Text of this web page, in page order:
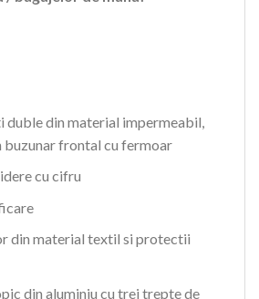
duble din material impermeabil,
buzunar frontal cu fermoar
cu cifru
din material textil si protectii
din aluminiu cu trei trepte de